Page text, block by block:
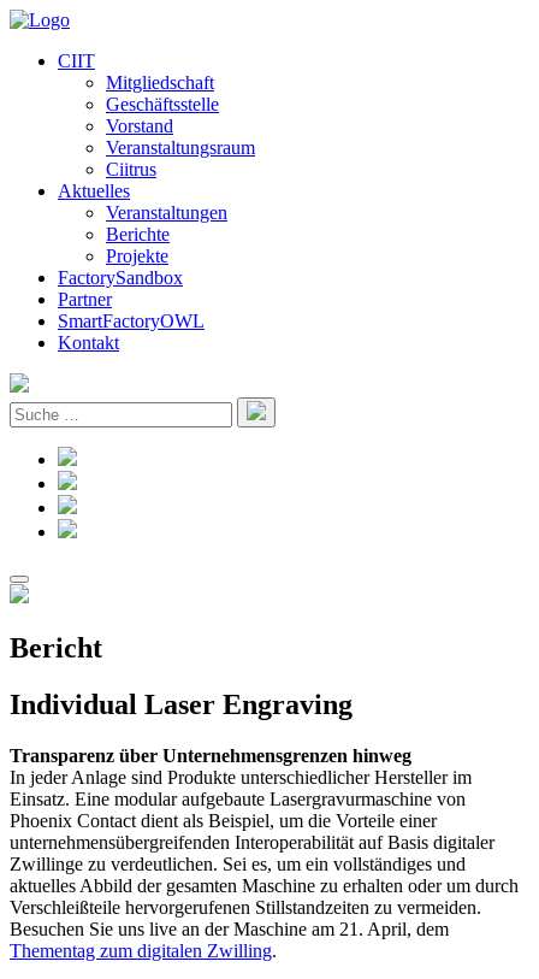
CIIT
Mitgliedschaft
Geschäftsstelle
Vorstand
Veranstaltungsraum
Ciitrus
Aktuelles
Veranstaltungen
Berichte
Projekte
FactorySandbox
Partner
SmartFactoryOWL
Kontakt
Bericht
Individual Laser Engraving
Transparenz über Unternehmensgrenzen hinweg
In jeder Anlage sind Produkte unterschiedlicher Hersteller im
Einsatz. Eine modular aufgebaute Lasergravurmaschine von
Phoenix Contact dient als Beispiel, um die Vorteile einer
unternehmensübergreifenden Interoperabilität auf Basis digitaler
Zwillinge zu verdeutlichen. Sei es, um ein vollständiges und
aktuelles Abbild der gesamten Maschine zu erhalten oder um durch
Verschleißteile hervorgerufenen Stillstandzeiten zu vermeiden.
Besuchen Sie uns live an der Maschine am 21. April, dem
Thementag zum digitalen Zwilling.